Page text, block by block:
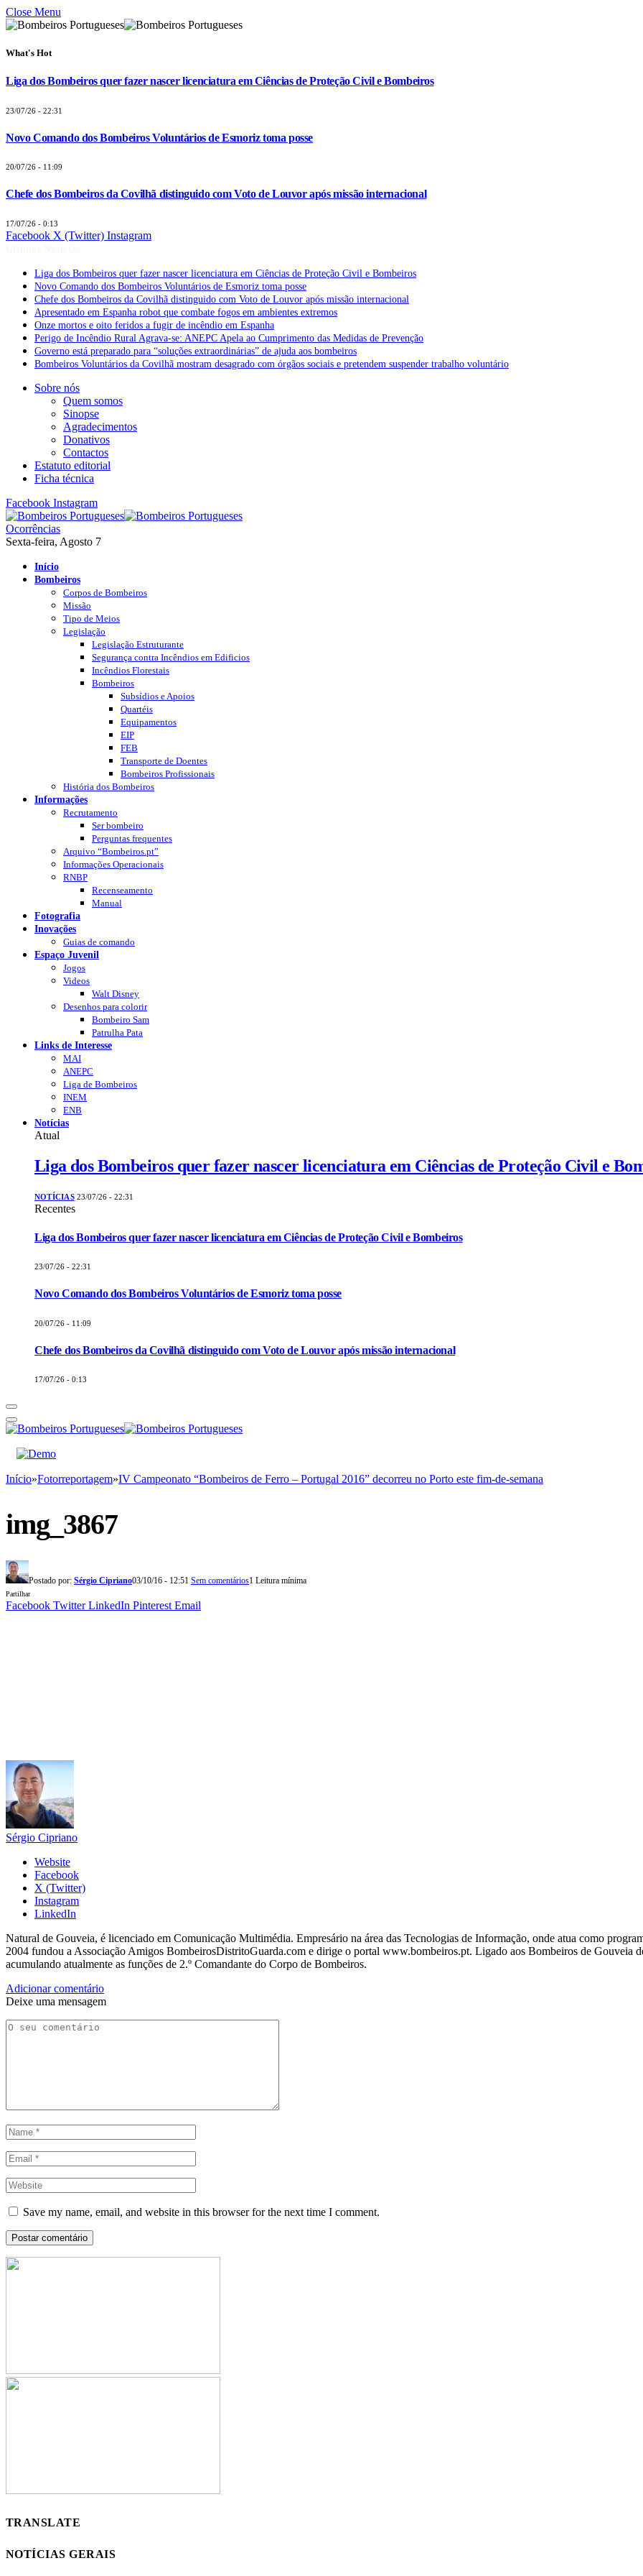
Close Menu
What's Hot
Liga dos Bombeiros quer fazer nascer licenciatura em Ciências de Proteção Civil e Bombeiros
23/07/26 - 22:31
Novo Comando dos Bombeiros Voluntários de Esmoriz toma posse
20/07/26 - 11:09
Chefe dos Bombeiros da Covilhã distinguido com Voto de Louvor após missão internacional
17/07/26 - 0:13
Facebook X (Twitter) Instagram
Liga dos Bombeiros quer fazer nascer licenciatura em Ciências de Proteção Civil e Bombeiros
Novo Comando dos Bombeiros Voluntários de Esmoriz toma posse
Chefe dos Bombeiros da Covilhã distinguido com Voto de Louvor após missão internacional
Apresentado em Espanha robot que combate fogos em ambientes extremos
Onze mortos e oito feridos a fugir de incêndio em Espanha
Perigo de Incêndio Rural Agrava-se: ANEPC Apela ao Cumprimento das Medidas de Prevenção
Governo está preparado para “soluções extraordinárias” de ajuda aos bombeiros
Bombeiros Voluntários da Covilhã mostram desagrado com órgãos sociais e pretendem suspender trabalho voluntário
Sobre nós
Quem somos
Sinopse
Agradecimentos
Donativos
Contactos
Estatuto editorial
Ficha técnica
Facebook Instagram
Ocorrências
Sexta-feira, Agosto 7
Início
Bombeiros
Corpos de Bombeiros
Missão
Tipo de Meios
Legislação
Legislação Estruturante
Segurança contra Incêndios em Edificios
Incêndios Florestais
Bombeiros
Subsídios e Apoios
Quartéis
Equipamentos
EIP
FEB
Transporte de Doentes
Bombeiros Profissionais
História dos Bombeiros
Informações
Recrutamento
Ser bombeiro
Perguntas frequentes
Arquivo “Bombeiros.pt”
Informações Operacionais
RNBP
Recenseamento
Manual
Fotografia
Inovações
Guias de comando
Espaço Juvenil
Jogos
Videos
Walt Disney
Desenhos para colorir
Bombeiro Sam
Patrulha Pata
Links de Interesse
MAI
ANEPC
Liga de Bombeiros
INEM
ENB
Notícias
Atual
Liga dos Bombeiros quer fazer nascer licenciatura em Ciências de Proteção Civil e
NOTÍCIAS 23/07/26 - 22:31
Recentes
Liga dos Bombeiros quer fazer nascer licenciatura em Ciências de Proteção Civil e Bombeiros
23/07/26 - 22:31
Novo Comando dos Bombeiros Voluntários de Esmoriz toma posse
20/07/26 - 11:09
Chefe dos Bombeiros da Covilhã distinguido com Voto de Louvor após missão internacional
17/07/26 - 0:13
Início»Fotorreportagem»IV Campeonato “Bombeiros de Ferro – Portugal 2016” decorreu no Porto este fim-de-semana
img_3867
Postado por: Sérgio Cipriano03/10/16 - 12:51 Sem comentários1 Leitura mínima
Partilhar
Facebook Twitter LinkedIn Pinterest Email
Sérgio Cipriano
Website
Facebook
X (Twitter)
Instagram
LinkedIn
Natural de Gouveia, é licenciado em Comunicação Multimédia. Empresário na área das Tecnologias de Informação, onde atua como
2004 fundou a Associação Amigos BombeirosDistritoGuarda.com e dirige o portal www.bombeiros.pt. Ligado aos Bombeiros de Gouveia
acumulando atualmente as funções de 2.º Comandante do Corpo de Bombeiros.
Adicionar comentário
Deixe uma mensagem
Save my name, email, and website in this browser for the next time I comment.
TRANSLATE
NOTÍCIAS GERAIS